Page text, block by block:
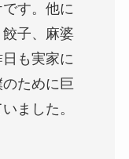
す。他に
子、麻婆
も実家に
ために巨
ました。